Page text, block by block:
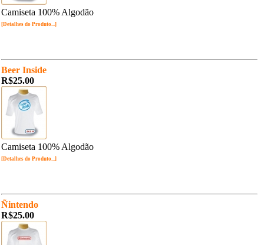
Camiseta 100% Algodão
[Detalhes do Produto...]
Beer Inside
R$25.00
Camiseta 100% Algodão
[Detalhes do Produto...]
Ñintendo
R$25.00